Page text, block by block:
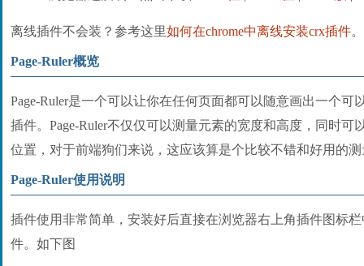
离线插件不会装？参考这里如何在chrome中离线安装crx插件。
Page-Ruler概览
Page-Ruler是一个可以让你在任何页面都可以随意画出一个可
插件。Page-Ruler不仅仅可以测量元素的宽度和高度，同时可
位置，对于前端狗们来说，这应该算是个比较不错和好用的
Page-Ruler使用说明
插件使用非常简单，安装好后直接在浏览器右上角插件图标
件。如下图